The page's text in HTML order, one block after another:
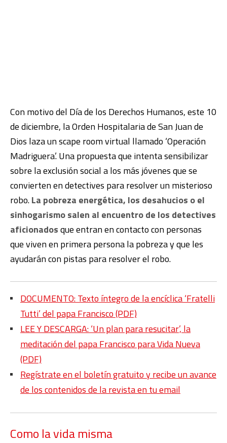
Con motivo del Día de los Derechos Humanos, este 10
de diciembre, la Orden Hospitalaria de San Juan de
Dios laza un scape room virtual llamado ‘Operación
Madriguera’. Una propuesta que intenta sensibilizar
sobre la exclusión social a los más jóvenes que se
convierten en detectives para resolver un misterioso
robo.La pobreza energética, los desahucios o el
sinhogarismo salen al encuentro de los detectives
aficionadosque entran en contacto con personas
que viven en primera persona la pobreza y que les
ayudarán con pistas para resolver el robo.
DOCUMENTO: Texto íntegro de la encíclica ‘Fratelli
Tutti’ del papa Francisco (PDF)
LEE Y DESCARGA: ‘Un plan para resucitar’, la
meditación del papa Francisco para Vida Nueva
(PDF)
Regístrate en el boletín gratuito y recibe un avance
de los contenidos de la revista en tu email
Como la vida misma